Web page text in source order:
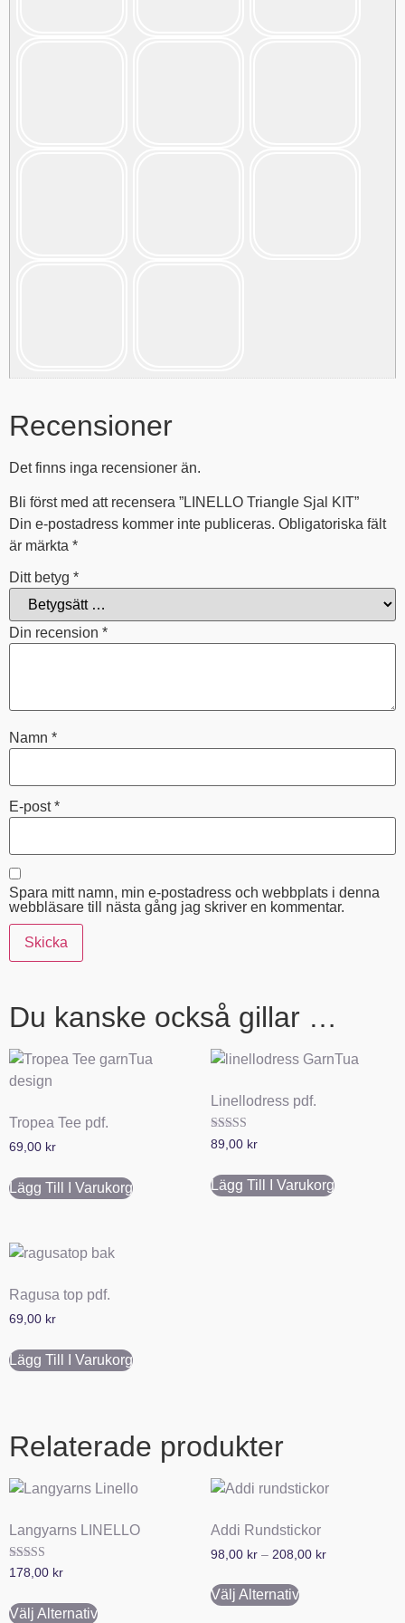
Recensioner
Det finns inga recensioner än.
Bli först med att recensera ”LINELLO Triangle Sjal KIT”
Din e-postadress kommer inte publiceras. Obligatoriska fält
är märkta *
Ditt betyg *
Din recension *
Namn *
E-post*
Spara mitt namn, min e-postadress och webbplats i denna
webbläsare till nästa gång jag skriver en kommentar.
Du kanske också gillar …
Tropea Tee pdf.
69,00 kr
Lägg Till I Varukorg
Linellodress pdf.
Betygsatt
4.67
89,00 kr
Lägg Till I Varukorg
Ragusa top pdf.
69,00 kr
Lägg Till I Varukorg
Relaterade produkter
Langyarns LINELLO
Betygsatt
178,00 kr
Välj Alternativ
Addi Rundstickor
98,00 kr – 208,00 kr
Välj Alternativ